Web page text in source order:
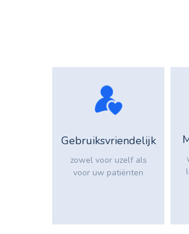
Gebruiksvriendelijk
zowel voor uzelf als
voor uw patiënten